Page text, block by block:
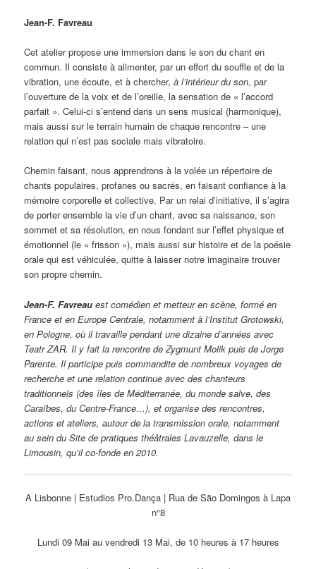
Jean-F. Favreau
Cet atelier propose une immersion dans le son du chant en
commun. Il consiste à alimenter, par un effort du souffle et de la
vibration, une écoute, et à chercher,à l’intérieur du son, par
l’ouverture de la voix et de l’oreille, la sensation de « l’accord
parfait ». Celui-ci s’entend dans un sens musical (harmonique),
mais aussi sur le terrain humain de chaque rencontre – une
relation qui n’est pas sociale mais vibratoire.
Chemin faisant, nous apprendrons à la volée un répertoire de
chants populaires, profanes ou sacrés, en faisant confiance à la
mémoire corporelle et collective. Par un relai d’initiative, il s’agira
de porter ensemble la vie d’un chant, avec sa naissance, son
sommet et sa résolution, en nous fondant sur l’effet physique et
émotionnel (le « frisson »), mais aussi sur histoire et de la poésie
orale qui est véhiculée, quitte à laisser notre imaginaire trouver
son propre chemin.
Jean-F. Favreau est comédien et metteur en scène, formé en
France et en Europe Centrale, notamment à l’Institut Grotowski,
en Pologne, où il travaille pendant une dizaine d’années avec
Teatr ZAR. Il y fait la rencontre de Zygmunt Molik puis de Jorge
Parente. Il participe puis commandite de nombreux voyages de
recherche et une relation continue avec des chanteurs
traditionnels (des îles de Méditerranée, du monde salve, des
Caraïbes, du Centre-France…), et organise des rencontres,
actions et ateliers, autour de la transmission orale, notamment
au sein du Site de pratiques théâtrales Lavauzelle, dans le
Limousin, qu’il co-fonde en 2010.
A Lisbonne | Estudios Pro.Dança | Rua de São Domingos à Lapa
n°8
Lundi 09 Mai au vendredi 13 Mai, de 10 heures à 17 heures